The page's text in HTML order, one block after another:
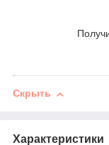
Скрыть
Характеристики